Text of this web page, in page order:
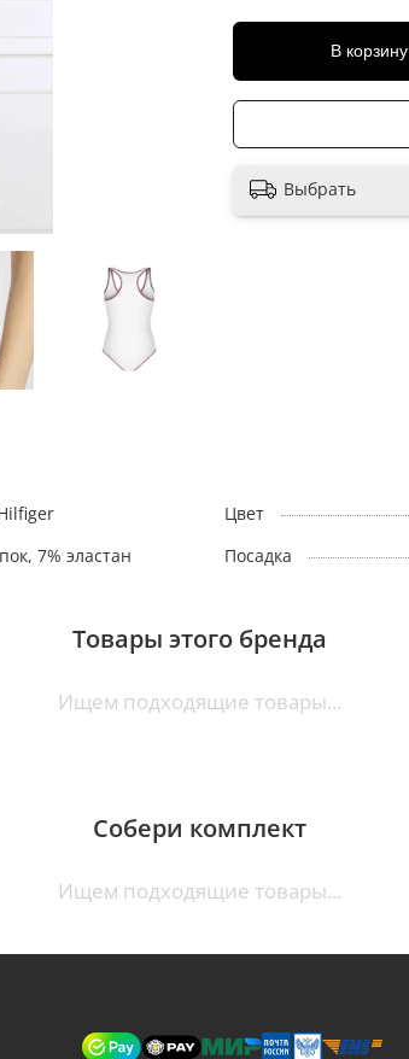
В корзину
Выбрать
Цвет
7% эластан Посадка
Товары этого бренда
Ищем подходящие товары...
Собери комплект
Ищем подходящие товары...